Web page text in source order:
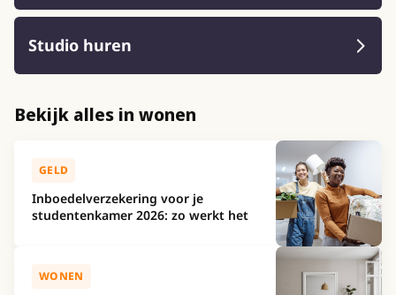
Studio huren
Bekijk alles in wonen
GELD
Inboedelverzekering voor je
studentenkamer 2026: zo werkt het
WONEN